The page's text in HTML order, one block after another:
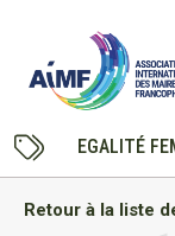
EGALITÉ
Retour à la liste